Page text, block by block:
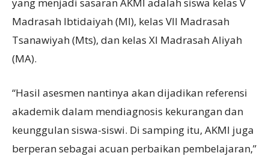
Madrasah Ibtidaiyah (MI), kelas VII Madrasah
Tsanawiyah (Mts), dan kelas XI Madrasah Aliyah
(MA).
“Hasil asesmen nantinya akan dijadikan referensi
akademik dalam mendiagnosis kekurangan dan
keunggulan siswa-siswi. Di samping itu, AKMI juga
berperan sebagai acuan perbaikan pembelajaran,”